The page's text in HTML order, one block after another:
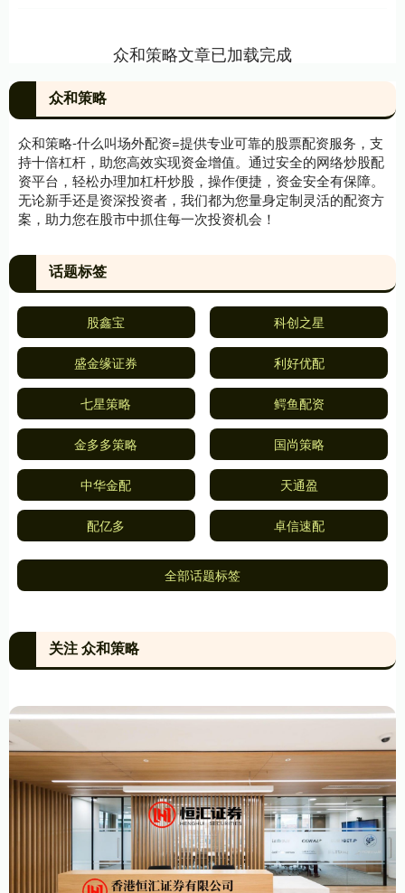
众和策略文章已加载完成
众和策略
众和策略-什么叫场外配资=提供专业可靠的股票配资服务，支
持十倍杠杆，助您高效实现资金增值。通过安全的网络炒股配
资平台，轻松办理加杠杆炒股，操作便捷，资金安全有保障。
无论新手还是资深投资者，我们都为您量身定制灵活的配资方
案，助力您在股市中抓住每一次投资机会！
话题标签
股鑫宝 科创之星
盛金缘证券 利好优配
七星策略 鳄鱼配资
金多多策略 国尚策略
中华金配 天通盈
配亿多 卓信速配
全部话题标签
关注 众和策略